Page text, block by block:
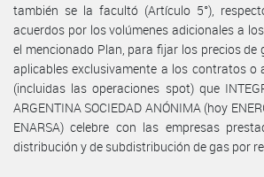
también se la facultó (Artículo 5°),
acuerdos por los volúmenes adicionales a
el mencionado Plan, para fijar los precios de
aplicables exclusivamente a los contratos o
(incluidas las operaciones spot) que
ARGENTINA SOCIEDAD ANÓNIMA (hoy
ENARSA) celebre con las empresas
distribución y de subdistribución de gas por